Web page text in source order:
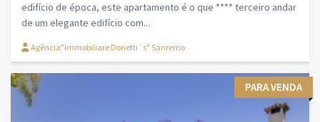
edifício de época, este apartamento é o que **** terceiro andar
de um elegante edifício com...
Agência"Immobiliare Donetti´s" Sanremo
PARA VENDA